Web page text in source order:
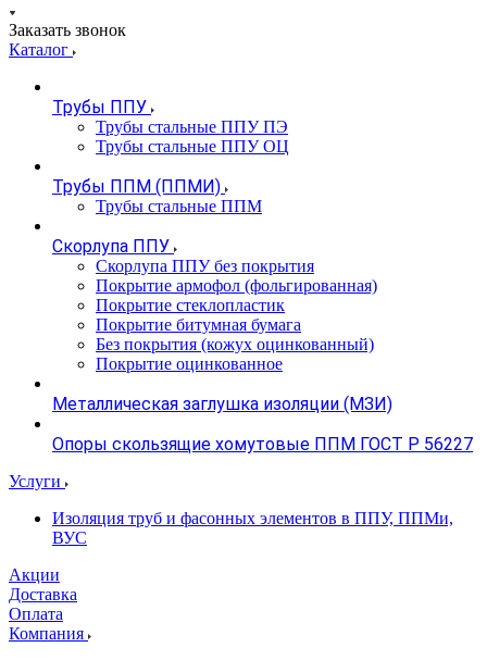
Заказать звонок
Каталог
Трубы ППУ
Трубы стальные ППУ ПЭ
Трубы стальные ППУ ОЦ
Трубы ППМ (ППМИ)
Трубы стальные ППМ
Скорлупа ППУ
Скорлупа ППУ без покрытия
Покрытие армофол (фольгированная)
Покрытие стеклопластик
Покрытие битумная бумага
Без покрытия (кожух оцинкованный)
Покрытие оцинкованное
Металлическая заглушка изоляции (МЗИ)
Опоры скользящие хомутовые ППМ ГОСТ Р 56227
Услуги
Изоляция труб и фасонных элементов в ППУ, ППМи,
ВУС
Акции
Доставка
Оплата
Компания